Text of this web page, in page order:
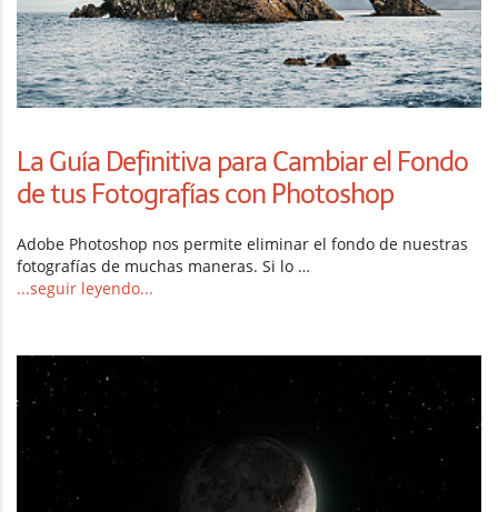
La Guía Definitiva para Cambiar el Fondo
de tus Fotografías con Photoshop
Adobe Photoshop nos permite eliminar el fondo de nuestras
fotografías de muchas maneras. Si lo …
...seguir leyendo...